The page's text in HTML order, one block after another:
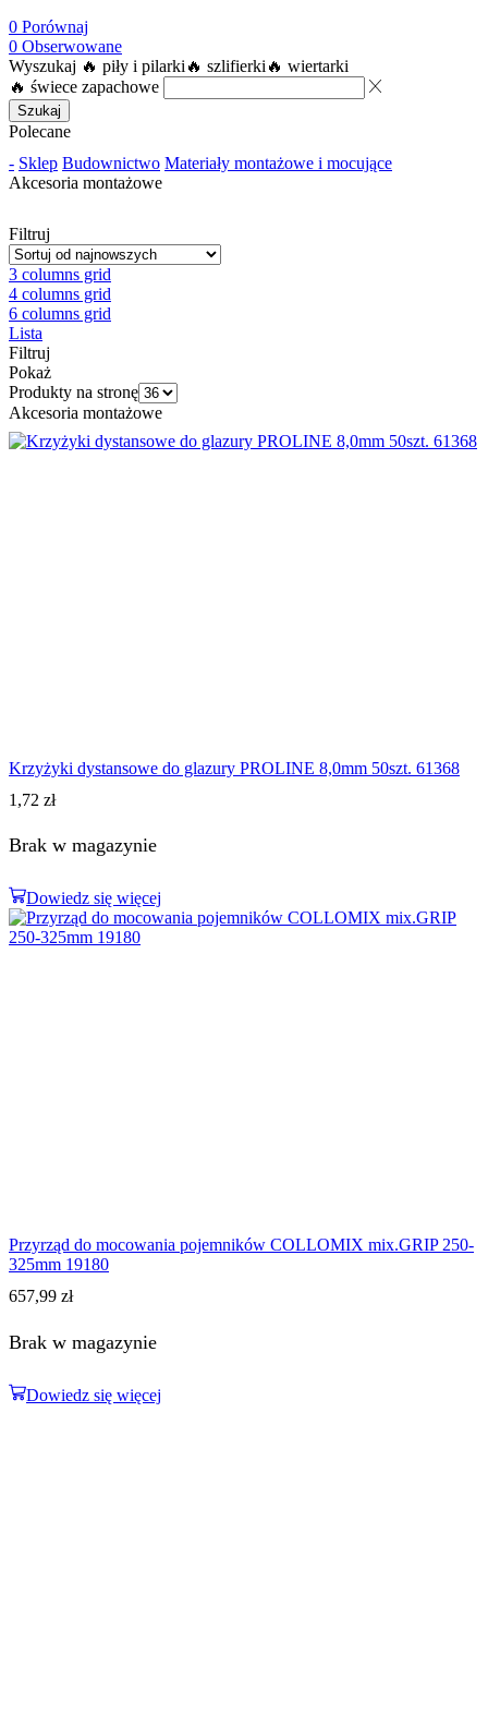
0 Porównaj
0 Obserwowane
Wyszukaj 🔥 piły i pilarki 🔥 szlifierki 🔥 wiertarki
🔥 świece zapachowe
Szukaj
Polecane
- Sklep Budownictwo Materiały montażowe i mocujące
Akcesoria montażowe
Filtruj
3 columns grid
4 columns grid
6 columns grid
Lista
Filtruj
Pokaż
Produkty na stronę
Akcesoria montażowe
Krzyżyki dystansowe do glazury PROLINE 8,0mm 50szt. 61368
1,72 zł
Brak w magazynie
Dowiedz się więcej
Przyrząd do mocowania pojemników COLLOMIX mix.GRIP 250-
325mm 19180
657,99 zł
Brak w magazynie
Dowiedz się więcej